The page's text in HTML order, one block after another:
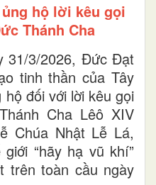
hộ lời kêu gọi
Thánh Cha
31/3/2026, Đức Đạt
tinh thần của Tây
đối với lời kêu gọi
Cha Lêô XIV
Chúa Nhật Lễ Lá,
“hãy hạ vũ khí”
trên toàn cầu ngày